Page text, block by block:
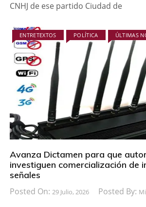
CNHJ de ese partido Ciudad de
ENTRETEXTOS POLÍTICA ÚLTIMAS
Avanza Dictamen para que
investiguen comercialización de
señales
Posted On: 29 Julio, 2026 Posted By: